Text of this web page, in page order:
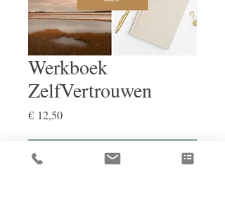
Werkboek
ZelfVertrouwen
€ 12,50Price
Toevoegen aan mijn Mand